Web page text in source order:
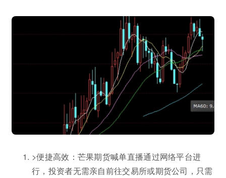
>便捷高效：芒果期货喊单直播通过网络平台进
行，投资者无需亲自前往交易所或期货公司，只需